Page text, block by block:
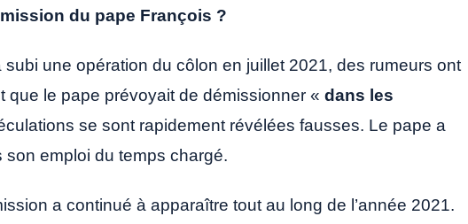
du pape François ?
une opération du côlon en juillet 2021, des rumeurs ont
que le pape prévoyait de démissionner « dans les
se sont rapidement révélées fausses. Le pape a
son emploi du temps chargé.
a continué à apparaître tout au long de l’année 2021.